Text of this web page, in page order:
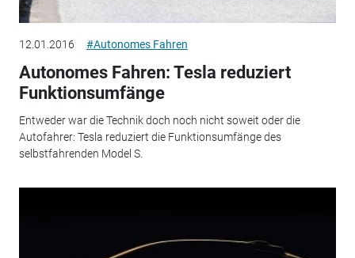
12.01.2016 #Autonomes Fahren
Autonomes Fahren: Tesla reduziert
Funktionsumfänge
Entweder war die Technik doch noch nicht soweit oder die
Autofahrer: Tesla reduziert die Funktionsumfänge des
selbstfahrenden Model S.